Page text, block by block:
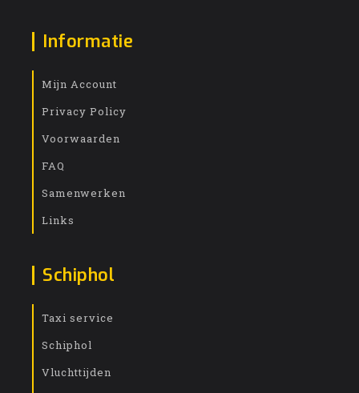
Informatie
Mijn Account
Privacy Policy
Voorwaarden
FAQ
Samenwerken
Links
Schiphol
Taxi service
Schiphol
Vluchttijden